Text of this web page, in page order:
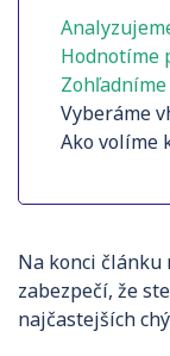
Hodnotíme
Vyberáme
Ako volíme
Na konci článku
zabezpečí, že
najčastejších